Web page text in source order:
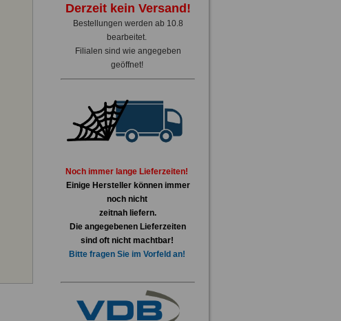
Derzeit kein Versand!
Bestellungen werden ab 10.8
bearbeitet.
Filialen sind wie angegeben
geöffnet!
Noch immer lange Lieferzeiten!
Einige Hersteller können immer
noch nicht
zeitnah liefern.
Die angegebenen Lieferzeiten
sind oft nicht machtbar!
Bitte fragen Sie im Vorfeld an!